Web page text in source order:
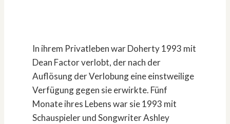
In ihrem Privatleben war Doherty 1993 mit
Dean Factor verlobt, der nach der
Auflösung der Verlobung eine einstweilige
Verfügung gegen sie erwirkte. Fünf
Monate ihres Lebens war sie 1993 mit
Schauspieler und Songwriter Ashley